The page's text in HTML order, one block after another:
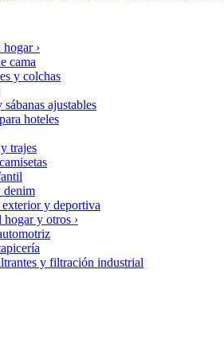
hogar ›
cama
y colchas
sábanas ajustables
hoteles
trajes
denim
y deportiva
hogar y otros ›
y filtración industrial